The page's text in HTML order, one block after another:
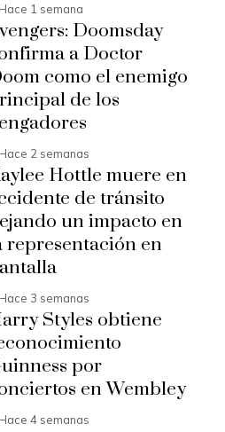
Hace 1 semana
Doomsday
a Doctor
como el enemigo
de los
Hace 2 semanas
Hottle muere en
de tránsito
un impacto en
representación en
Hace 3 semanas
Styles obtiene
por
en Wembley
Hace 4 semanas